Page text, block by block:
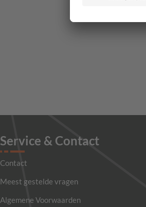
Service & Contact
Contact
Meest gestelde vragen
Algemene Voorwaarden